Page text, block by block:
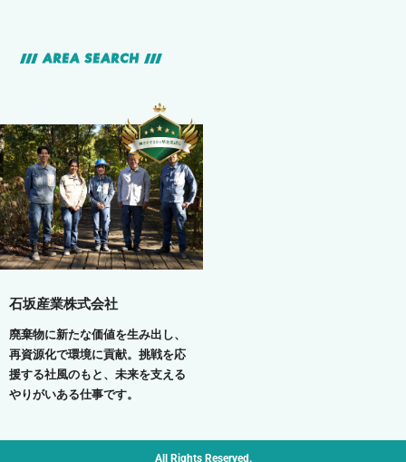
AREA SEARCH
石坂産業株式会社
廃棄物に新たな価値を生み出し、
再資源化で環境に貢献。挑戦を応
援する社風のもと、未来を支える
やりがいある仕事です。
All Rights Reserved.